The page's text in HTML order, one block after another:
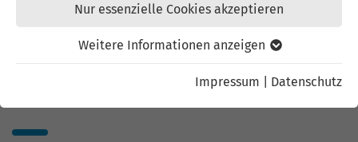
Nur essenzielle Cookies akzeptieren
Weitere Informationen anzeigen
Impressum Datenschutz